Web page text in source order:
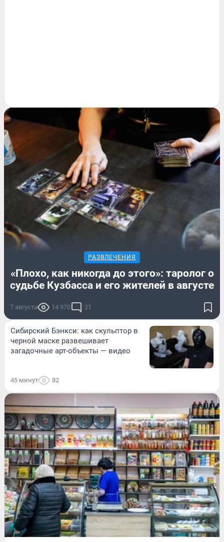
РАЗВЛЕЧЕНИЯ
«Плохо, как никогда до этого»: таролог о
судьбе Кузбасса и его жителей в августе
7 августа 14 970 21
Сибирский Бэнкси: как скульптор в
черной маске развешивает
загадочные арт-объекты — видео
45 минут 82